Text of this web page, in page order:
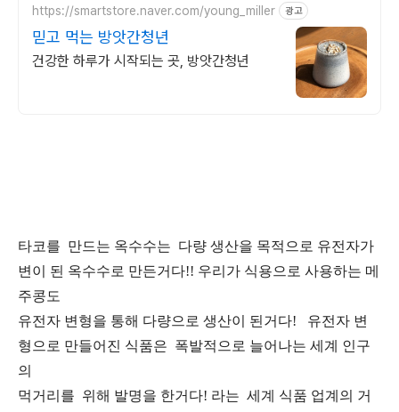
https://smartstore.naver.com/young_miller 광고
믿고 먹는 방앗간청년
건강한 하루가 시작되는 곳, 방앗간청년
타코를 만드는 옥수수는 다량 생산을 목적으로 유전자가
변이 된 옥수수로 만든거다!! 우리가 식용으로 사용하는 메
주콩도
유전자 변형을 통해 다량으로 생산이 된거다! 유전자 변
형으로 만들어진 식품은 폭발적으로 늘어나는 세계 인구
의
먹거리를 위해 발명을 한거다! 라는 세계 식품 업계의 거